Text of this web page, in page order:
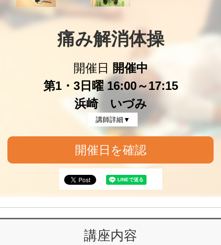
痛み解消体操
開催日
開催中
第1・3日曜 16:00～17:15
浜崎 いづみ
講師詳細▼
開催日を確認
講座内容